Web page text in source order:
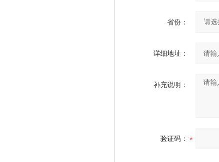
省份：
详细地址：
补充说明：
验证码：